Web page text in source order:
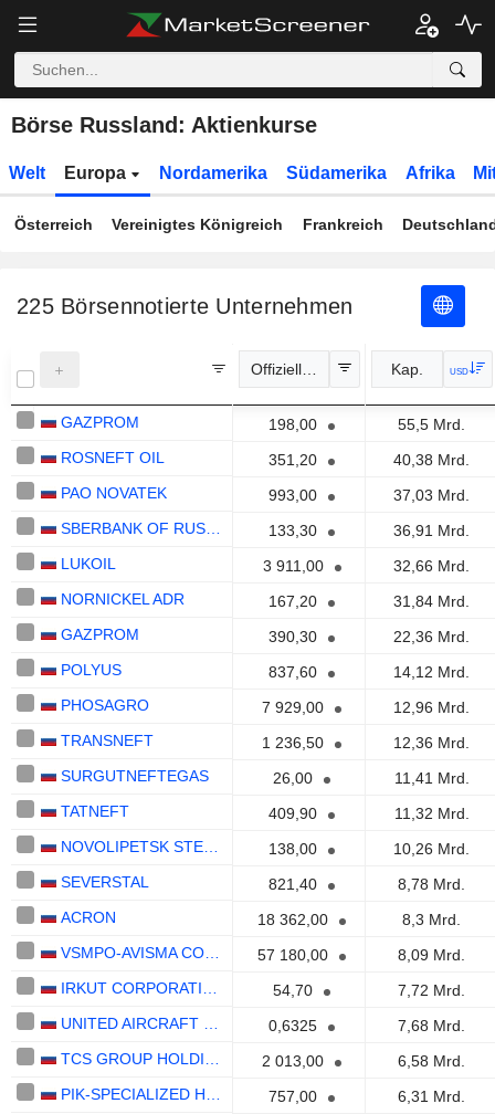
Börse Russland: Aktienkurse
Welt Europa Nordamerika Südamerika Afrika
Österreich Vereinigtes Königreich Frankreich
225Börsennotierte Unternehmen
Offizieller Kurs Kap. USD
GAZPROM 198,00
55,5 Mrd.
ROSNEFT OIL
351,20
40,38 Mrd.
PAO NOVATEK
993,00
37,03 Mrd.
133,30
36,91 Mrd.
LUKOIL
3 911,00
32,66 Mrd.
NORNICKEL ADR
167,20
31,84 Mrd.
GAZPROM
390,30
22,36 Mrd.
POLYUS
837,60
14,12 Mrd.
PHOSAGRO
7 929,00
12,96 Mrd.
TRANSNEFT
1 236,50
12,36 Mrd.
SURGUTNEFTEGAS
26,00
11,41 Mrd.
TATNEFT
409,90
11,32 Mrd.
138,00
10,26 Mrd.
SEVERSTAL
821,40
8,78 Mrd.
ACRON
18 362,00
8,3 Mrd.
57 180,00
8,09 Mrd.
54,70
7,72 Mrd.
0,6325
7,68 Mrd.
2 013,00
6,58 Mrd.
757,00
6,31 Mrd.